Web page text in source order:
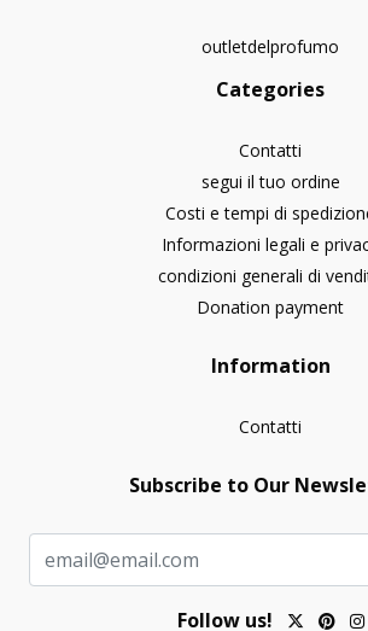
outletdelprofumo
Categories
Contatti
segui il tuo ordine
Costi e tempi di
Informazioni legali e
condizioni generali di
Donation payment
Information
Contatti
Subscribe to Our
Follow us!